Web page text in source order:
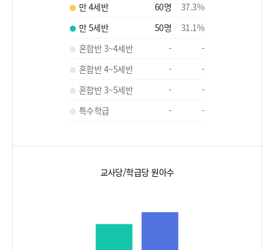
만 4세반
60명 37.3%
만 5세반
50명 31.1%
혼합반 3~4세반
-
-
혼합반 4~5세반
-
-
혼합반 3~5세반
-
-
특수학급
- -
교사당/학급당 원아수